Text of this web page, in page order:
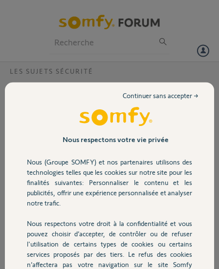
Volet
Sécurité
Domotique
Chauffage
Autres produits
LES SUJETS SÉCURITÉ
Quelle Alarme compatible connexoon?
Bonjour je recherche une alarme pour connecter avec connexoon
ainsi que mes volet roulant IO.
Participer au fil de discussion
Réponses
Bonjour Daniel,
Les systèmes d'alarme Protexial IO sont les seuls compatibles avec la box
domotique Connexoon (Window ou Accès uniquement).
Nous respectons votre vie privée
Nous (Groupe SOMFY) et nos partenaires utilisons des
technologies telles que les cookies sur notre site pour les
finalités suivantes: Personnaliser le contenu et les
publicités, offrir une expérience personnalisée et analyser
notre trafic.
Nous respectons votre droit à la confidentialité et vous
pouvez choisir d’accepter, de contrôler ou de refuser
l'utilisation de certains types de cookies ou certains
services proposés par des tiers. Le refus des cookies
n’affectera pas votre navigation sur le site Somfy
Continuer sans accepter →